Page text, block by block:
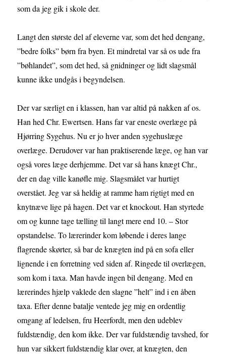
som da jeg gik i skole der.
Langt den største del af eleverne var, som det hed dengang,
”bedre folks” børn fra byen. Et mindretal var så os ude fra
”bøhlandet”, som det hed, så gnidninger og lidt slagsmål
kunne ikke undgås i begyndelsen.
Der var særligt en i klassen, han var altid på nakken af os.
Han hed Chr. Ewertsen. Hans far var eneste overlæge på
Hjørring Sygehus. Nu er jo hver anden sygehuslæge
overlæge. Derudover var han praktiserende læge, og han var
også vores læge derhjemme. Det var så hans knægt Chr.,
der en dag ville kanøfle mig. Slagsmålet var hurtigt
overstået. Jeg var så heldig at ramme ham rigtigt med en
knytnæve lige på hagen. Det var et knockout. Han styrtede
om og kunne tage tælling til langt mere end 10. – Stor
opstandelse. To lærerinder kom løbende i deres lange
flagrende skørter, så bar de knægten ind på en sofa eller
lignende i en forretning ved siden af. Ringede til overlægen,
som kom i taxa. Man havde ingen bil dengang. Med en
lærerindes hjælp vaklede den slagne ”helt” ind i en åben
taxa. Efter denne batalje ventede jeg mig en ordentlig
omgang af ledelsen, fru Heerfordt, men den udeblev
fuldstændig, den kom ikke. Der var fuldstændig tavshed, for
hun var sikkert fuldstændig klar over, at knægten, den